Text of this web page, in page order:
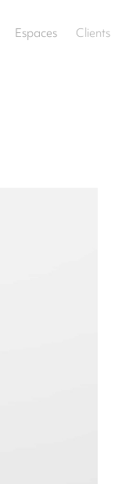
Espaces Clients